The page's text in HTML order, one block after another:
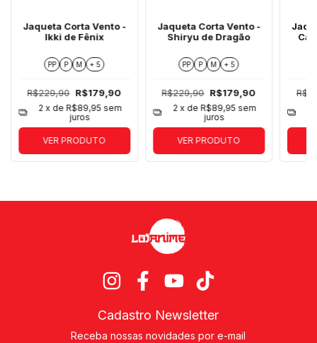
Jaqueta Corta Vento -
Ikki de Fênix
PP P M + 5
R$229,90 R$179,90
2 x de R$89,95 sem
juros
VER PRODUTO
Jaqueta Corta Vento -
Shiryu de Dragão
PP P M + 5
R$229,90 R$179,90
2 x de R$89,95 sem
juros
VER PRODUTO
Cadastro Newsletter
Receba nossas novidades por e-mail